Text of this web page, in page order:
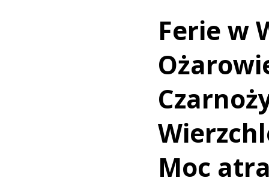
Ferie w
Moc